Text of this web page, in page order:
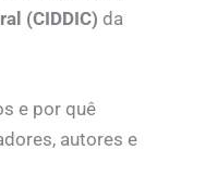
(CIDDIC) da
e por quê
autores e